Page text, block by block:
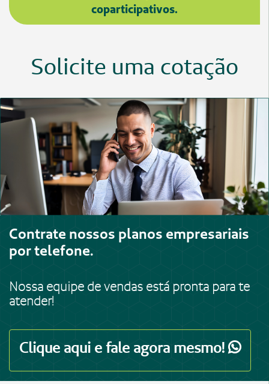
coparticipativos.
Solicite uma cotação
Contrate nossos planos empresariais
por telefone.
Nossa equipe de vendas está pronta para te
atender!
Clique aqui e fale agora mesmo!